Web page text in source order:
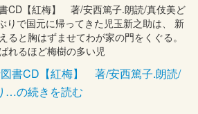
CD【紅梅】 著/安西篤子.朗読/真伎美ど
りで国元に帰ってきた児玉新之助は、 新
ると胸はずませてわが家の門をくぐる。
れるほど梅樹の多い児
書CD【紅梅】 著/安西篤子.朗読/
…の続きを読む